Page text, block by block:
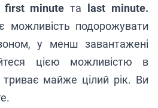
first minuteта
last minute.
подорожувати
у менш завантажені
цією можливістю в
майже цілий рік. Ви